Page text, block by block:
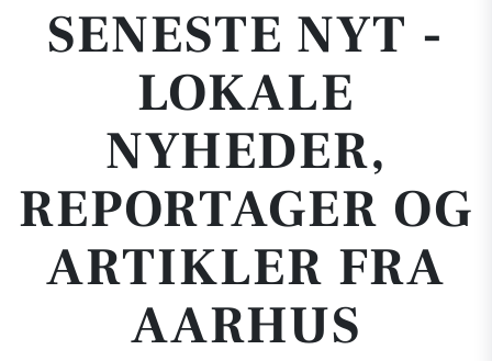
SENESTE NYT -
LOKALE
NYHEDER,
REPORTAGER OG
ARTIKLER FRA
AARHUS